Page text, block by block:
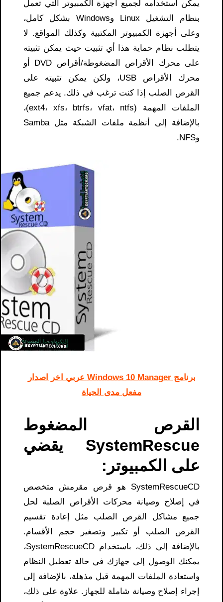
يمكن استخدامه لجميع أجهزة الكمبيوتر التي تعمل
بنظام التشغيل Linux وWindows بشكل كامل،
وعلى أجهزة الكمبيوتر المكتبية وكذلك المواقع. لا
يتطلب نظام حماية هذا أي تثبيت حيث يمكن تثبيته
على محرك الأقراص المضغوطة/أقراص DVD أو
محرك الأقراص USB، ولكن يمكن تثبيته على
القرص الصلب إذا كنت ترغب في ذلك. يدعم جميع
الملفات المهمة (ext4، xfs، btrfs، vfat، ntfs)،
بالإضافة إلى أنظمة ملفات الشبكة مثل Samba
وNFS.
برنامج Windows 10 Manager عربي اخر اصدار
مفعل مدى الحياة
القرص المضغوط
SystemRescue يقضي
على الكمبيوتر:
SystemRescueCD هو قرص مقرمش متخصص
في إصلاح وصيانة محركات الأقراص الصلبة لحل
جميع مشاكل القرص الصلب مثل إعادة تقسيم
القرص الصلب أو تكبير وتصغير حجم الأقسام.
بالإضافة إلى ذلك، باستخدام SystemRescueCD،
يمكنك الوصول إلى جهازك في حالة تعطيل النظام
واستعادة الملفات المهمة قبل مذهلة، بالإضافة إلى
إجراء إصلاح وصيانة شاملة للجهاز. علاوة على ذلك،